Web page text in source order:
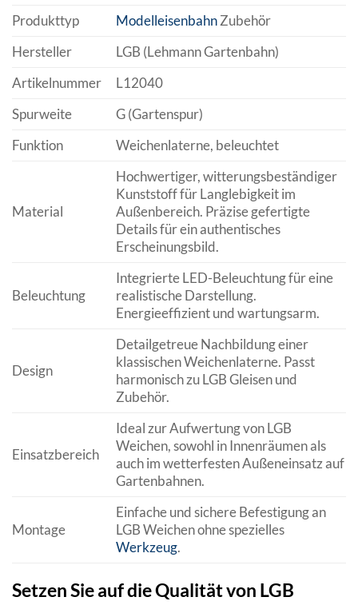
Produkttyp
ModelleisenbahnZubehör
Hersteller
LGB (Lehmann Gartenbahn)
Artikelnummer
L12040
Spurweite
G (Gartenspur)
Funktion
Weichenlaterne, beleuchtet
Material
Hochwertiger, witterungsbeständiger
Kunststoff für Langlebigkeit im
Außenbereich. Präzise gefertigte
Details für ein authentisches
Erscheinungsbild.
Beleuchtung
Integrierte LED-Beleuchtung für eine
realistische Darstellung.
Energieeffizient und wartungsarm.
Design
Detailgetreue Nachbildung einer
klassischen Weichenlaterne. Passt
harmonisch zu LGB Gleisen und
Zubehör.
Einsatzbereich
Ideal zur Aufwertung von LGB
Weichen, sowohl in Innenräumen als
auch im wetterfesten Außeneinsatz auf
Gartenbahnen.
Montage
Einfache und sichere Befestigung an
LGB Weichen ohne spezielles
Werkzeug.
Setzen Sie auf die Qualität von LGB